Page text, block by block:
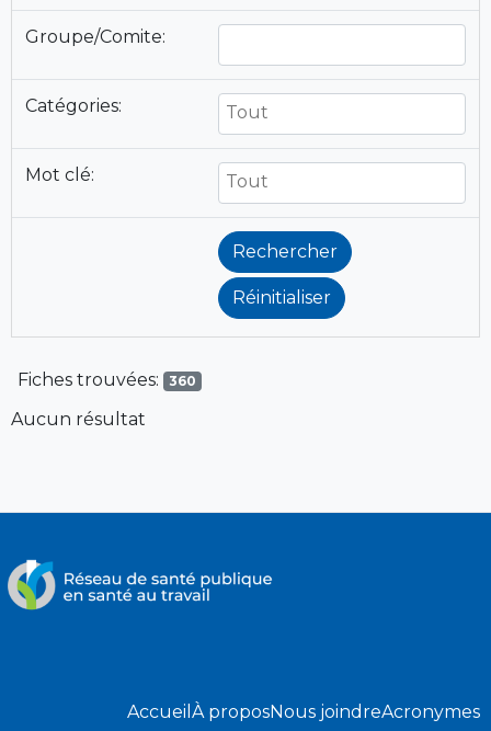
Groupe/Comite:
Catégories:
Mot clé:
Fiches trouvées: 360
Aucun résultat
Accueil À proposNous joindreAcronymes